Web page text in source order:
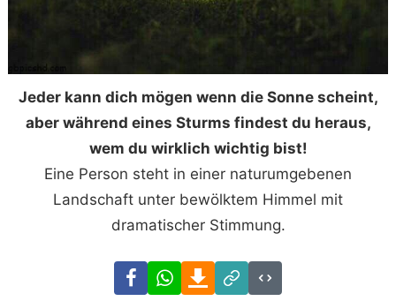
Jeder kann dich mögen wenn die Sonne scheint,
aber während eines Sturms findest du heraus,
wem du wirklich wichtig bist!
Eine Person steht in einer naturumgebenen
Landschaft unter bewölktem Himmel mit
dramatischer Stimmung.
FacebookWhatsAppDownload
Link
Code